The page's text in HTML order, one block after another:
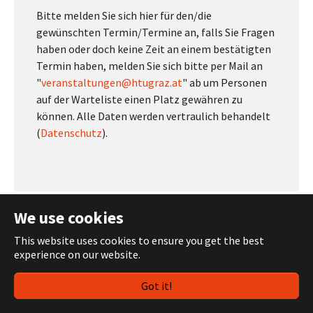
We use cookies
This website uses cookies to ensure you get the best
experience on our website.
Got it!
Bitte melden Sie sich hier für den/die
gewünschten Termin/Termine an, falls Sie Fragen
haben oder doch keine Zeit an einem bestätigten
Termin haben, melden Sie sich bitte per Mail an
"veranstaltungen@htugraz.at" ab um Personen
auf der Warteliste einen Platz gewähren zu
können. Alle Daten werden vertraulich behandelt
(Datenschutz).